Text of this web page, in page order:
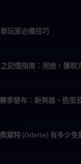
玩家必備技巧
之記憶指南：用途、獲取
季發布：新英雄、造型
黛特 (Odette) 有多少免